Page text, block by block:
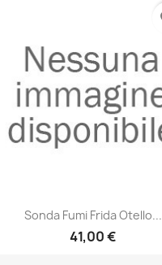
Anteprima
Sonda Fumi Frida Otello...
41,00 €